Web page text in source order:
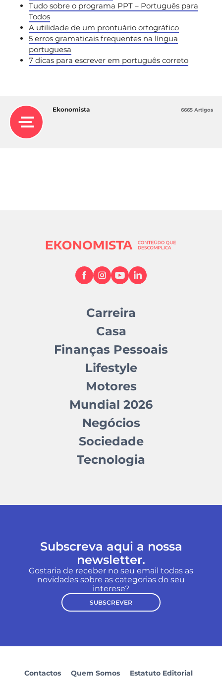
Tudo sobre o programa PPT – Português para
Todos
A utilidade de um prontuário ortográfico
5 erros gramaticais frequentes na língua
portuguesa
7 dicas para escrever em português correto
Ekonomista 6665 Artigos
Carreira
Casa
Finanças Pessoais
Lifestyle
Motores
Mundial 2026
Negócios
Sociedade
Tecnologia
Subscreva aqui a nossa
newsletter.
Gostaria de receber no seu email todas as
novidades sobre as categorias do seu
interese?
SUBSCREVER
Contactos Quem Somos Estatuto Editorial